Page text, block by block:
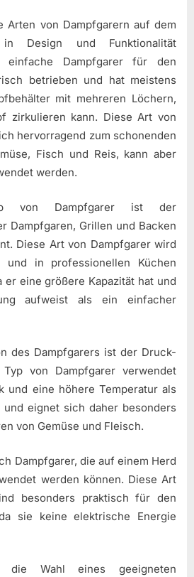
Arten von Dampfgarern auf dem
Design und Funktionalität
einfache Dampfgarer für den
betrieben und hat meistens
mit mehreren Löchern,
zirkulieren kann. Diese Art von
hervorragend zum schonenden
Fisch und Reis, kann aber
werden.
von Dampfgarer ist der
Dampfgaren, Grillen und Backen
Diese Art von Dampfgarer wird
und in professionellen Küchen
er eine größere Kapazität hat und
aufweist als ein einfacher
des Dampfgarers ist der Druck-
Typ von Dampfgarer verwendet
und eine höhere Temperatur als
und eignet sich daher besonders
von Gemüse und Fleisch.
Dampfgarer, die auf einem Herd
werden können. Diese Art
besonders praktisch für den
sie keine elektrische Energie
die Wahl eines geeigneten